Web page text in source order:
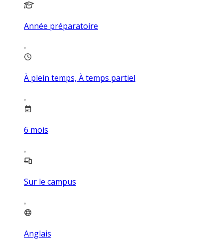
Année préparatoire
À plein temps, À temps partiel
6 mois
Sur le campus
Anglais